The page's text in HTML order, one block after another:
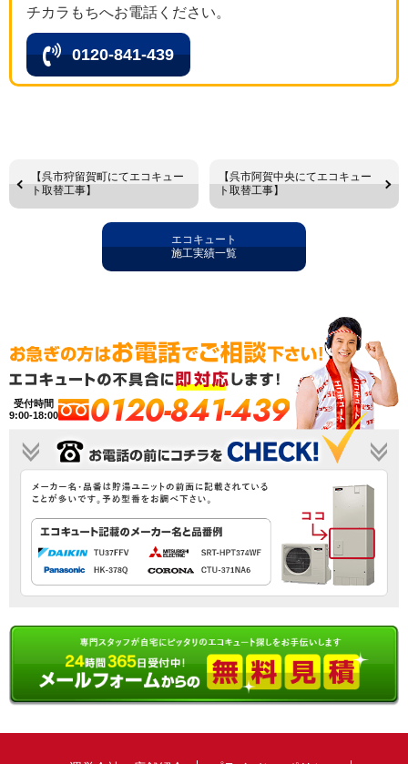
チカラもちへお電話ください。
0120-841-439
【呉市狩留賀町にてエコキュー
ト取替工事】
【呉市阿賀中央にてエコキュー
ト取替工事】
エコキュート
施工実績一覧
受付時間
9:00-18:00
0120-841-439